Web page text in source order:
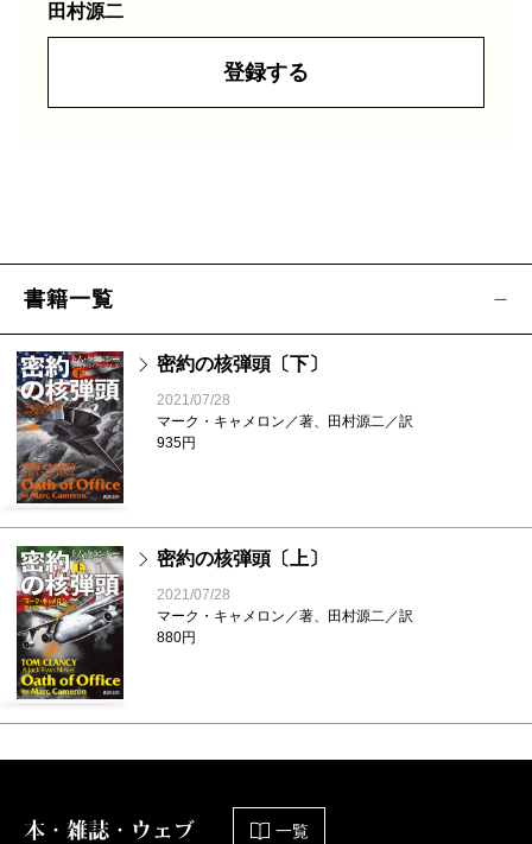
田村源二
登録する
書籍一覧
密約の核弾頭〔下〕
2021/07/28
マーク・キャメロン／著、田村源二／訳
935円
密約の核弾頭〔上〕
2021/07/28
マーク・キャメロン／著、田村源二／訳
880円
本・雑誌・ウェブ 一覧